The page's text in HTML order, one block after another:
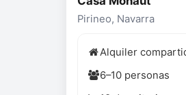
Pirineo, Navarra
Alquiler
6–10 personas